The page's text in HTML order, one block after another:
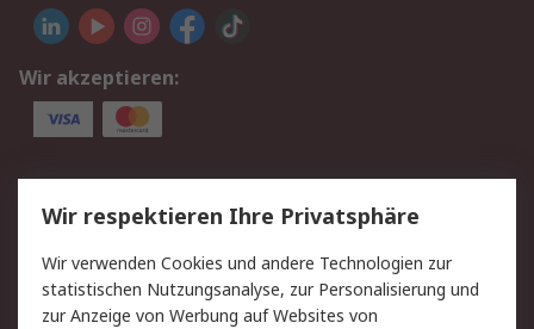
Wir akzeptieren:
Service
Value Added Services
Lieferlösungen
Rücksendungen
Kontakt
Hilfe
Privatkunden
Wir respektieren Ihre Privatsphäre
Wir verwenden Cookies und andere Technologien zur
statistischen Nutzungsanalyse, zur Personalisierung und
zur Anzeige von Werbung auf Websites von